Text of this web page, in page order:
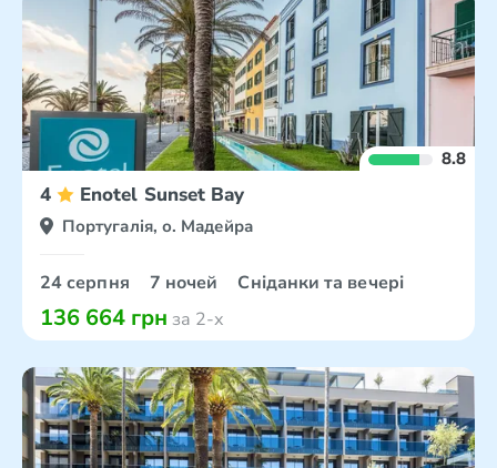
8.8
4 Enotel Sunset Bay
Португалія, о. Мадейра
24 серпня 7 ночей Сніданки та вечері
136 664 грн за 2-х